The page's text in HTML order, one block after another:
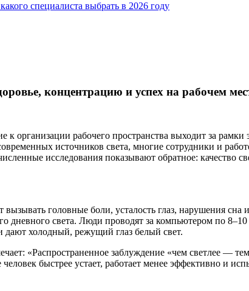
специалиста выбрать в 2026 году
концентрацию и успех на рабочем
организации рабочего пространства выходит за
источников света, многие сотрудники и
исследования показывают обратное: качество
головные боли, усталость глаз, нарушения сна
дневного света. Люди проводят за компьютером по
дают холодный, режущий глаз белый свет.
«Распространенное заблуждение «чем светлее —
быстрее устает, работает менее эффективно и